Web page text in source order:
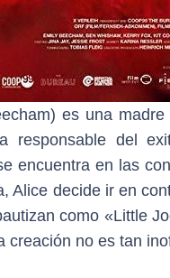
es una
responsable del
encuentra en las
Alice decide ir en
como «Little
creación no es tan